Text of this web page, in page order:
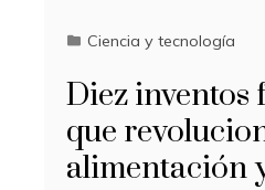
Ciencia y tecnología
Diez inventos
que
alimentación